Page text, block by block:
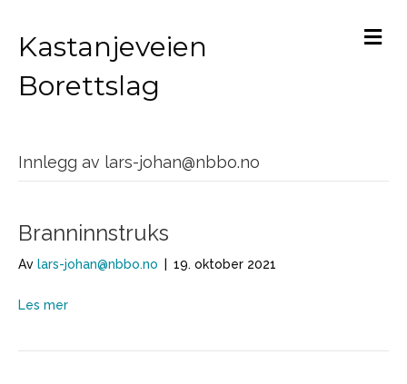
Kastanjeveien
Borettslag
Innlegg av lars-johan@nbbo.no
Branninnstruks
Av lars-johan@nbbo.no 19. oktober 2021
Les mer